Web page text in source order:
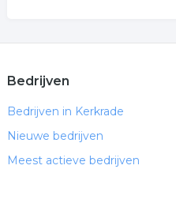
Bedrijven
Bedrijven in Kerkrade
Nieuwe bedrijven
Meest actieve bedrijven